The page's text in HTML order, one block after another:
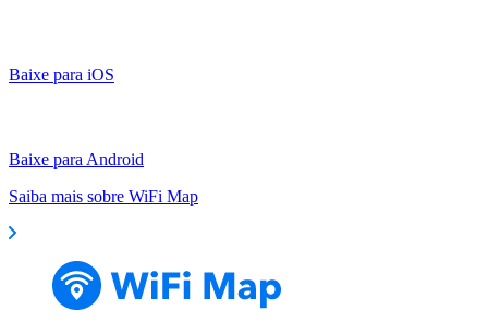
Baixe para iOS
Baixe para Android
Saiba mais sobre WiFi Map